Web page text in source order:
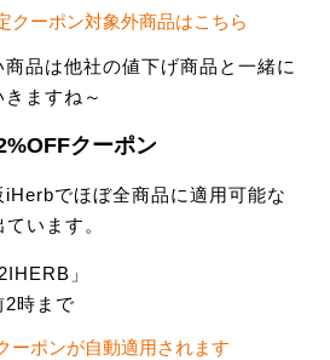
クーポン対象外商品はこちら
品は他社の値下げ商品と一緒に
ますね～
クーポン
でほぼ全商品に適用可能な
います。
」
2時まで
ーポンが自動適用されます